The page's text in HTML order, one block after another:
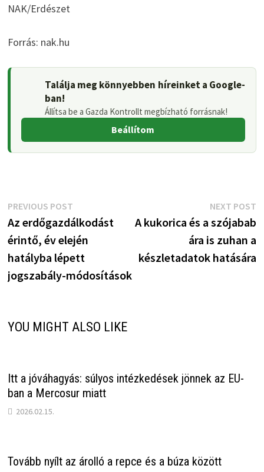
NAK/Erdészet
Forrás: nak.hu
Találja meg könnyebben híreinket a Google-
ban!
Állítsa be a Gazda Kontrollt megbízható forrásnak!
Beállítom
Bejegyzés
navigáció
PREVIOUS POSTPrevious
post:
Az erdőgazdálkodást
érintő, év elején
hatályba lépett
jogszabály-módosítások
NEXT POST
A kukorica és a szójabab
ára is zuhan a
készletadatok hatására
YOU MIGHT ALSO LIKE
Itt a jóváhagyás: súlyos intézkedések jönnek az EU-
ban a Mercosur miatt
2026.02.15.
Tovább nyílt az árolló a repce és a búza között